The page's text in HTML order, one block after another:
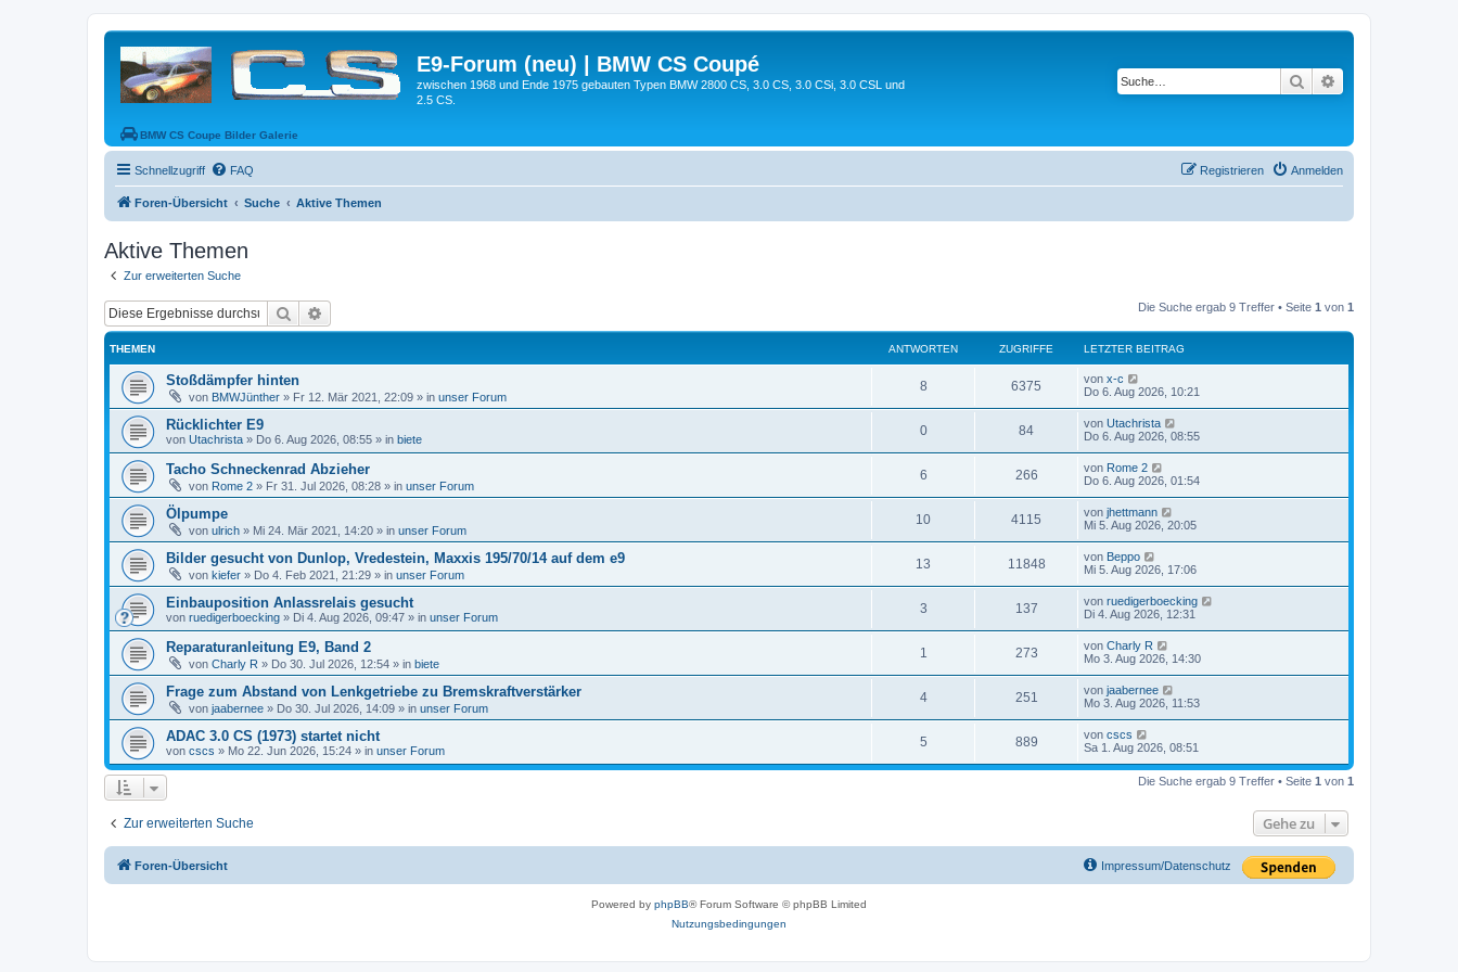
E9-Forum (neu) | BMW CS Coupé
zwischen 1968 und Ende 1975 gebauten Typen BMW 2800 CS, 3.0 CS, 3.0 CSi, 3.0 CSL und
2.5 CS.
BMW CS Coupe Bilder Galerie
Suche
Schnellzugriff FAQ Anmelden
Registrieren
Foren-Übersicht Suche Aktive Themen
Aktive Themen
Zur erweiterten Suche
Suche Die Suche ergab 9 Treffer • Seite 1 von 1
THEMEN ANTWORTEN ZUGRIFFE LETZTER BEITRAG
Stoßdämpfer hinten
von BMWJünther » Fr 12. Mär 2021, 22:09 » in unser Forum
8 6375 von x-c
Do 6. Aug 2026, 10:21
Rücklichter E9
von Utachrista » Do 6. Aug 2026, 08:55 » in biete
0 84 von Utachrista
Do 6. Aug 2026, 08:55
Tacho Schneckenrad Abzieher
von Rome 2 » Fr 31. Jul 2026, 08:28 » in unser Forum
6 266 von Rome 2
Do 6. Aug 2026, 01:54
Ölpumpe
von ulrich » Mi 24. Mär 2021, 14:20 » in unser Forum
10 4115 von jhettmann
Mi 5. Aug 2026, 20:05
Bilder gesucht von Dunlop, Vredestein, Maxxis 195/70/14 auf dem e9
von kiefer » Do 4. Feb 2021, 21:29 » in unser Forum
13 11848 von Beppo
Mi 5. Aug 2026, 17:06
Einbauposition Anlassrelais gesucht
von ruedigerboecking » Di 4. Aug 2026, 09:47 » in unser Forum
3 137 von ruedigerboecking
Di 4. Aug 2026, 12:31
Reparaturanleitung E9, Band 2
von Charly R » Do 30. Jul 2026, 12:54 » in biete
1 273 von Charly R
Mo 3. Aug 2026, 14:30
Frage zum Abstand von Lenkgetriebe zu Bremskraftverstärker
von jaabernee » Do 30. Jul 2026, 14:09 » in unser Forum
4 251 von jaabernee
Mo 3. Aug 2026, 11:53
ADAC 3.0 CS (1973) startet nicht
von cscs » Mo 22. Jun 2026, 15:24 » in unser Forum
5 889 von cscs
Sa 1. Aug 2026, 08:51
Die Suche ergab 9 Treffer • Seite 1 von 1
Zur erweiterten Suche Gehe zu
Foren-Übersicht Impressum/Datenschutz
Powered by phpBB® Forum Software © phpBB Limited
Nutzungsbedingungen